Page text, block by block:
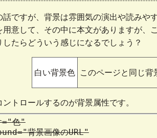
話ですが、背景は雰囲気の演出や読みや
用意して、その中に本文がありますが、
したらどういう感じになるでしょう？
白い背景色 このページと同じ背
ントロールするのが背景属性です。
色"
背景画像のURL"